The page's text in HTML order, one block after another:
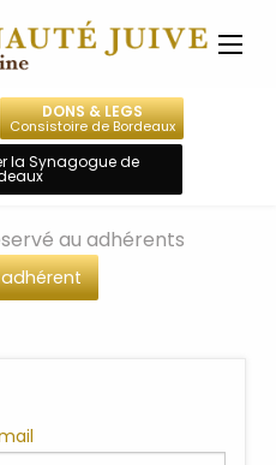
DONS & LEGS
Consistoire de Bordeaux
la Synagogue de
au adhérents